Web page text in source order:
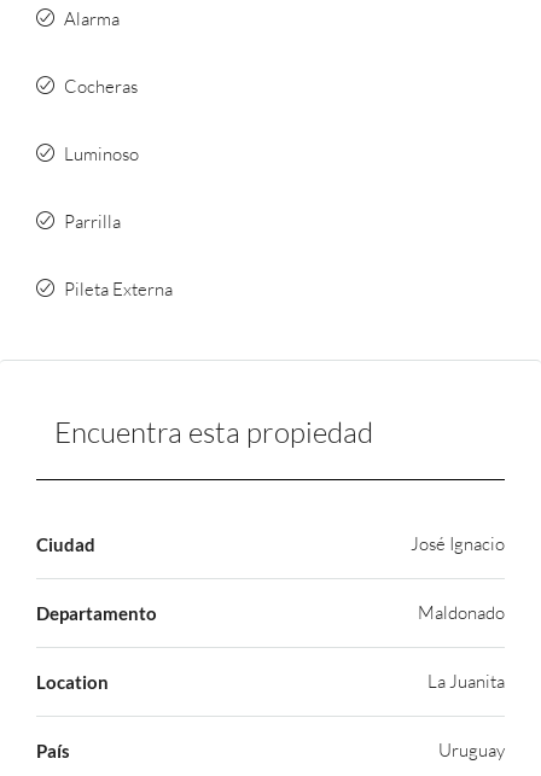
Alarma
Cocheras
Luminoso
Parrilla
Pileta Externa
Encuentra esta propiedad
Ciudad José Ignacio
Departamento Maldonado
Location La Juanita
País Uruguay